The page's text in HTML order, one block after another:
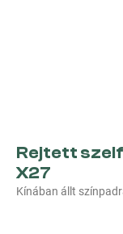
Rejtett
X27
Kínában állt